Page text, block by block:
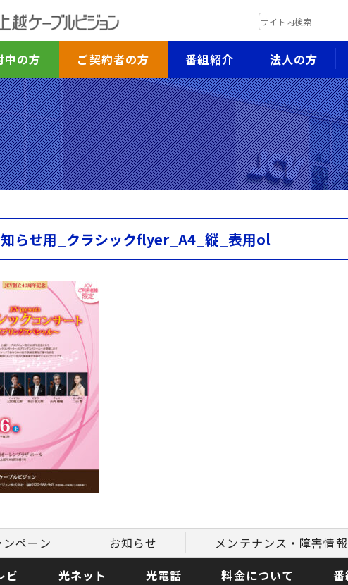
中の方 ご契約者の方 番組紹介 法人の方
らせ用_クラシックflyer_A4_縦_表用ol
ンペーン お知らせ メンテナンス・障害情報
ビ
光ネット 光電話 料金について